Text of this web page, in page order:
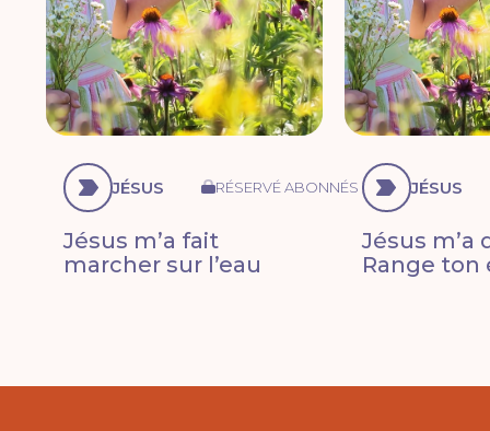
JÉSUS RÉSERVÉ ABONNÉS
Jésus m’a fait
marcher sur l’eau
JÉSUS
Jésus m’a
Range ton